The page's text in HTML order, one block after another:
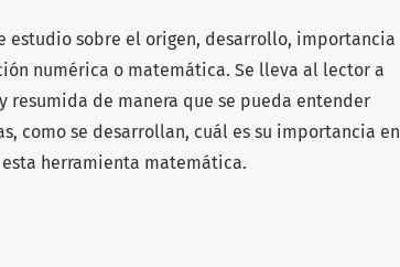
estudio sobre el origen, desarrollo, importancia
numérica o matemática. Se lleva al lector a
resumida de manera que se pueda entender
como se desarrollan, cuál es su importancia en
herramienta matemática.